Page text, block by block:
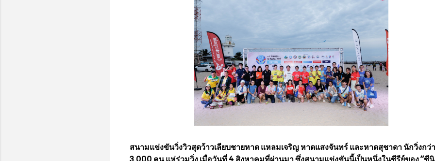
สนามแข่งขันวิ่งวิวสุดว้าวเลียบชายหาด แหลมเจริญ หาดแสงจันทร์ และหาดสุชาดา นักวิ่งกว่า